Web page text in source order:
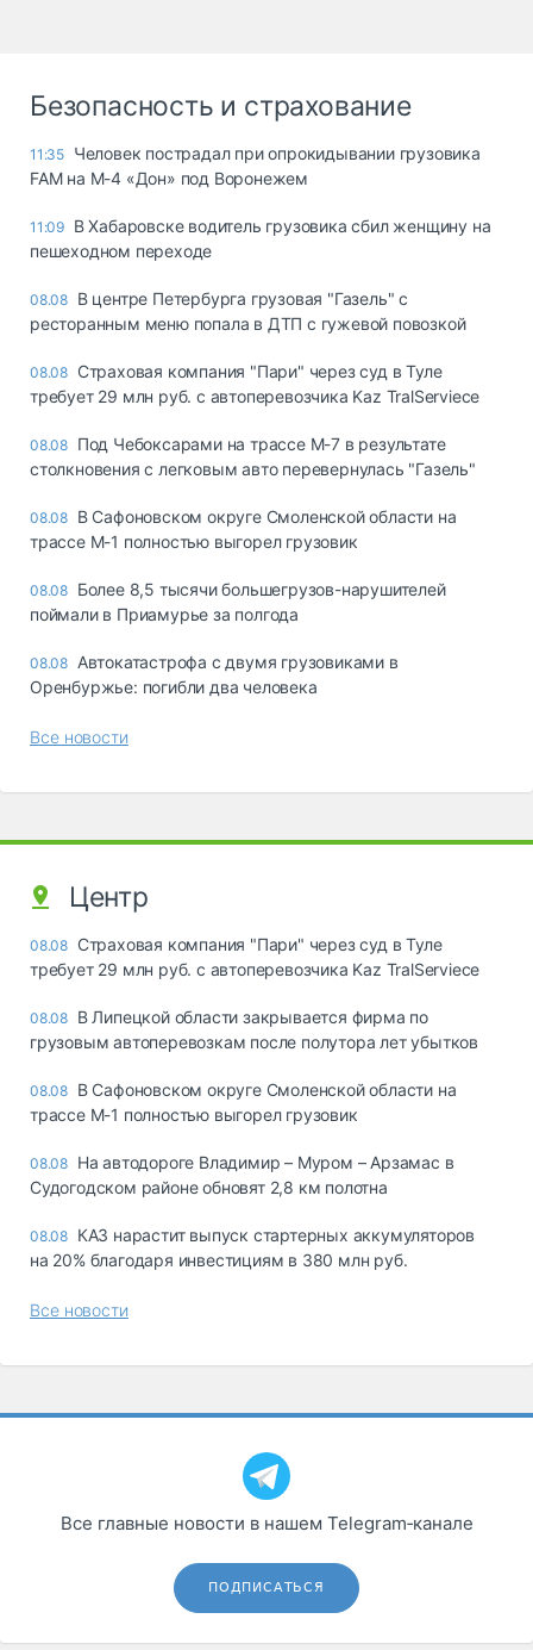
Безопасность и страхование
11:35 Человек пострадал при опрокидывании грузовика
FAM на М-4 «Дон» под Воронежем
11:09 В Хабаровске водитель грузовика сбил женщину на
пешеходном переходе
08.08 В центре Петербурга грузовая "Газель" с
ресторанным меню попала в ДТП с гужевой повозкой
08.08 Страховая компания "Пари" через суд в Туле
требует 29 млн руб. с автоперевозчика Kaz TralServiece
08.08 Под Чебоксарами на трассе М-7 в результате
столкновения с легковым авто перевернулась "Газель"
08.08 В Сафоновском округе Смоленской области на
трассе М-1 полностью выгорел грузовик
08.08 Более 8,5 тысячи большегрузов-нарушителей
поймали в Приамурье за полгода
08.08 Автокатастрофа с двумя грузовиками в
Оренбуржье: погибли два человека
Все новости
Центр
08.08 Страховая компания "Пари" через суд в Туле
требует 29 млн руб. с автоперевозчика Kaz TralServiece
08.08 В Липецкой области закрывается фирма по
грузовым автоперевозкам после полутора лет убытков
08.08 В Сафоновском округе Смоленской области на
трассе М-1 полностью выгорел грузовик
08.08 На автодороге Владимир – Муром – Арзамас в
Судогодском районе обновят 2,8 км полотна
08.08 КАЗ нарастит выпуск стартерных аккумуляторов
на 20% благодаря инвестициям в 380 млн руб.
Все новости
Все главные новости в нашем Telegram‑канале
ПОДПИСАТЬСЯ